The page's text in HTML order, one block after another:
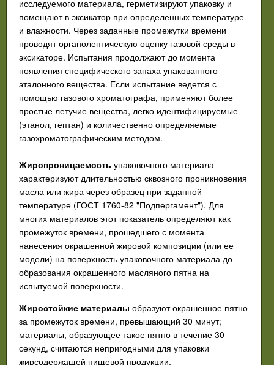
исследуемого материала, герметизируют упаковку и
помещают в эксикатор при определенных температуре
и влажности. Через заданные промежутки времени
проводят органолептическую оценку газовой среды в
эксикаторе. Испытания продолжают до момента
появления специфического запаха упакованного
эталонного вещества. Если испытание ведется с
помощью газового хроматографа, применяют более
простые летучие вещества, легко идентифицируемые
(этанол, гептан) и количественно определяемые
газохроматографическим методом.
Жиропроницаемость упаковочного материала
характеризуют длительностью сквозного проникновения
масла или жира через образец при заданной
температуре (ГОСТ 1760-82 "Подпергамент"). Для
многих материалов этот показатель определяют как
промежуток времени, прошедшего с момента
нанесения окрашенной жировой композиции (или ее
модели) на поверхность упаковочного материала до
образования окрашенного масляного пятна на
испытуемой поверхности.
Жиростойкие материалы образуют окрашенное пятно
за промежуток времени, превышающий 30 минут;
материалы, образующее такое пятно в течение 30
секунд, считаются непригодными для упаковки
жирсодержащей пищевой продукции.